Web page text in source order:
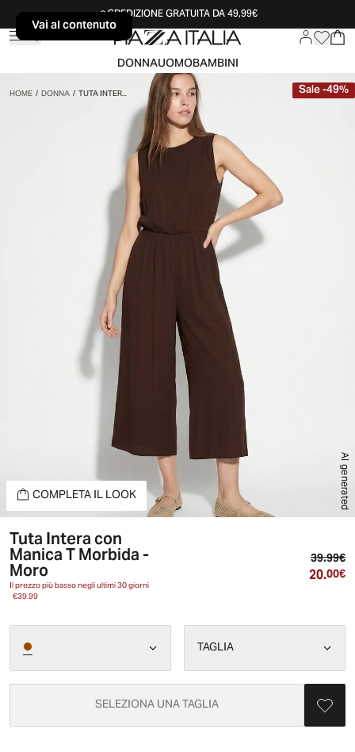
Vai al contenutoSPEDIZIONE GRATUITA DA 49,99€
DONNAUOMOBAMBINI
HOME/DONNA/TUTA INTER...
AI generated
COMPLETA IL LOOK
Sale-49%
Tuta Intera con
Manica T Morbida -
Moro
Il prezzo più basso negli ultimi 30 giorni
€39.99
39.99€
20.00€
TAGLIA
SELEZIONA UNA TAGLIA
Vai al contenuto